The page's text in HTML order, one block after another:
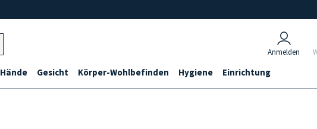
Anmelden
Hände Gesicht Körper-Wohlbefinden Hygiene Einrichtung